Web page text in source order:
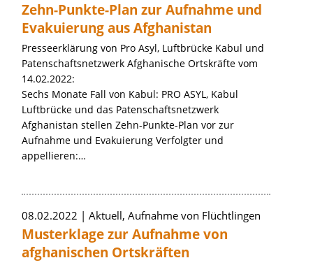
Zehn-Punkte-Plan zur Aufnahme und
Evakuierung aus Afghanistan
Presseerklärung von Pro Asyl, Luftbrücke Kabul und
Patenschaftsnetzwerk Afghanische Ortskräfte vom
14.02.2022:
Sechs Monate Fall von Kabul: PRO ASYL, Kabul
Luftbrücke und das Patenschaftsnetzwerk
Afghanistan stellen Zehn-Punkte-Plan vor zur
Aufnahme und Evakuierung Verfolgter und
appellieren:…
08.02.2022 Aktuell, Aufnahme von Flüchtlingen
Musterklage zur Aufnahme von
afghanischen Ortskräften